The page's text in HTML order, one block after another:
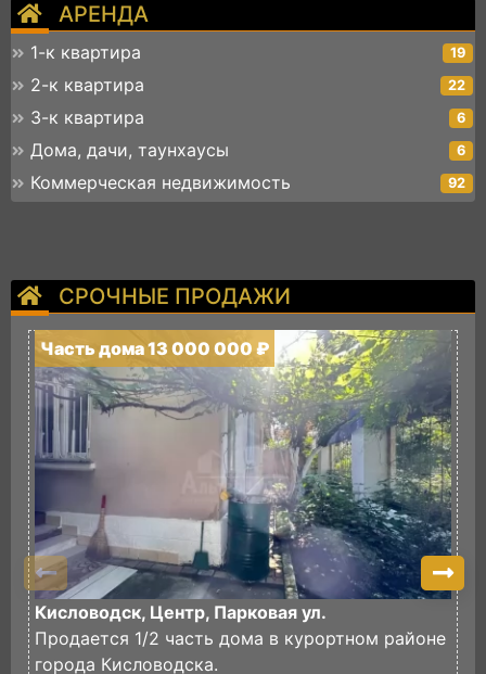
АРЕНДА
1-к квартира 19
2-к квартира 22
3-к квартира 6
Дома, дачи, таунхаусы 6
Коммерческая недвижимость 92
СРОЧНЫЕ ПРОДАЖИ
Часть дома 13 000 000 ₽
Кисловодск, Центр, Парковая ул.
Продается 1/2 часть дома в курортном районе
города Кисловодска.